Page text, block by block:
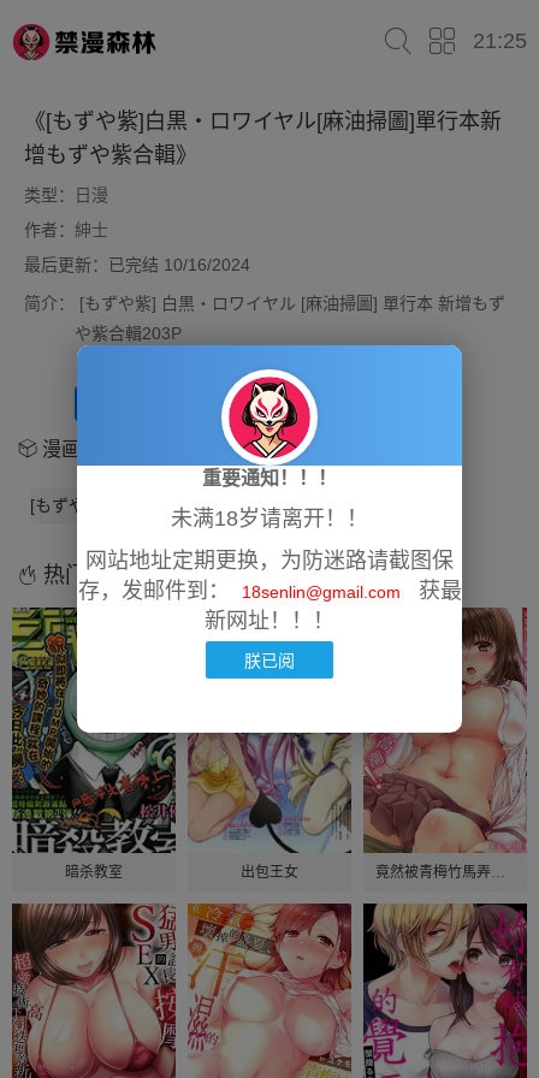
21:25
《[もずや紫]白黒・ロワイヤル[麻油掃圖]單行本新
增もずや紫合輯》
类型：
日漫
作者： 紳士
最后更新：已完结 10/16/2024
简介：
[もずや紫] 白黒・ロワイヤル [麻油掃圖] 單行本 新增もず
や紫合輯203P
放入书架
漫画章节
[もずや紫]白黒・ロワイヤル[麻油掃圖]單行本新增もずや紫合輯
热门漫画
暗杀教室 出包王女 竟然被青梅竹馬弄到高潮
重要通知！！！
未满18岁请离开！！
网站地址定期更换，为防迷路请截图保
存，发邮件到：
18senlin@gmail.com
获最
新网址！！！
朕已阅